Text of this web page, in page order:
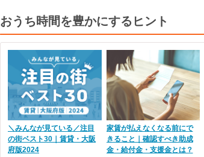
おうち時間を豊かにするヒント
＼みんなが見ている／注目
の街ベスト30｜賃貸・大阪
府版2024
家賃が払えなくなる前にで
きること｜確認すべき助成
金・給付金・支援金とは？